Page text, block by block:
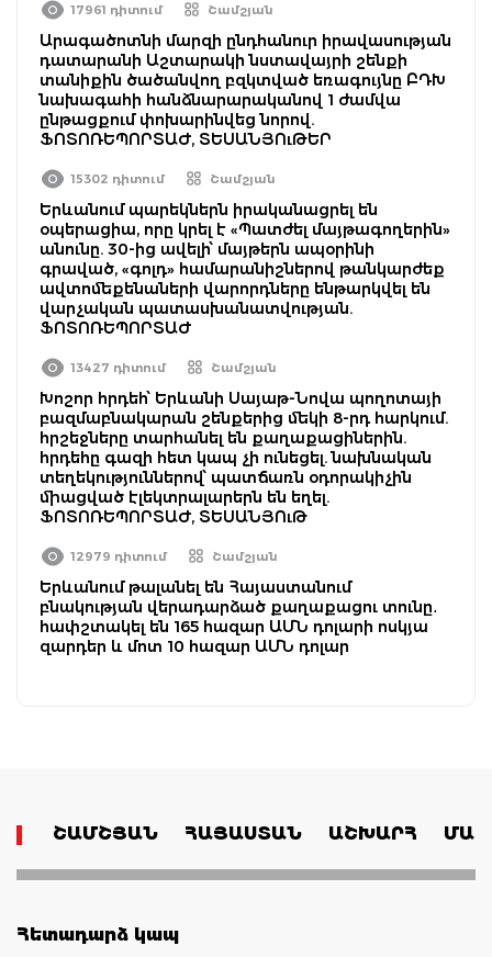
17961 դիտում Շամշյան
Արագածոտնի մարզի ընդհանուր իրավասության
դատարանի Աշտարակի նստավայրի շենքի
տանիքին ծածանվող բզկտված եռագույնը ԲԴԽ
նախագահի հանձնարարականով 1 ժամվա
ընթացքում փոխարինվեց նորով.
ՖՈՏՈՌԵՊՈՐՏԱԺ, ՏԵՍԱՆՅՈւԹԵՐ
15302 դիտում Շամշյան
Երևանում պարեկներն իրականացրել են
օպերացիա, որը կրել է «Պատժել մայթագողերին»
անունը. 30-ից ավելի՝ մայթերն ապօրինի
գրաված, «գոլդ» համարանիշներով թանկարժեք
ավտոմեքենաների վարորդները ենթարկվել են
վարչական պատասխանատվության.
ՖՈՏՈՌԵՊՈՐՏԱԺ
13427 դիտում Շամշյան
Խոշոր հրդեհ՝ Երևանի Սայաթ-Նովա պողոտայի
բազմաբնակարան շենքերից մեկի 8-րդ հարկում.
հրշեջները տարհանել են քաղաքացիներին.
հրդեհը գազի հետ կապ չի ունեցել. նախնական
տեղեկություններով՝ պատճառն օդորակիչին
միացված էլեկտրալարերն են եղել.
ՖՈՏՈՌԵՊՈՐՏԱԺ, ՏԵՍԱՆՅՈւԹ
12979 դիտում Շամշյան
Երևանում թալանել են Հայաստանում
բնակության վերադարձած քաղաքացու տունը․
հափշտակել են 165 հազար ԱՄՆ դոլարի ոսկյա
զարդեր և մոտ 10 հազար ԱՄՆ դոլար
ՇԱՄՇՅԱՆ ՀԱՅԱՍՏԱՆ ԱՇԽԱՐՀ
Հետադարձ կապ